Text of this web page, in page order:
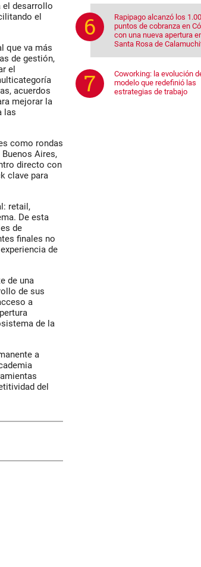
el desarrollo
el
que va más
de gestión,
el
acuerdos
mejorar la
las
como rondas
Aires,
directo con
clave para
retail,
De esta
de
finales no
de
de una
de sus
a
de la
a
del
Rapipago alcanzó los
puntos de cobranza en
con una nueva apertura
Santa Rosa de
Coworking: la evolución
modelo que redefinió las
estrategias de trabajo